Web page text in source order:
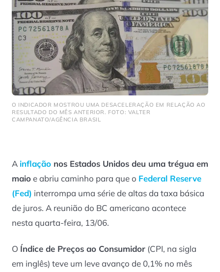
O INDICADOR MOSTROU UMA DESACELERAÇÃO EM RELAÇÃO AO
RESULTADO DO MÊS ANTERIOR. FOTO: VALTER
CAMPANATO/AGÊNCIA BRASIL
A inflação nos Estados Unidos deu uma trégua em
maioe abriu caminho para que o Federal Reserve
(Fed) interrompa uma série de altas da taxa básica
de juros. A reunião do BC americano acontece
nesta quarta-feira, 13/06.
O Índice de Preços ao Consumidor (CPI, na sigla
em inglês) teve um leve avanço de 0,1% no mês